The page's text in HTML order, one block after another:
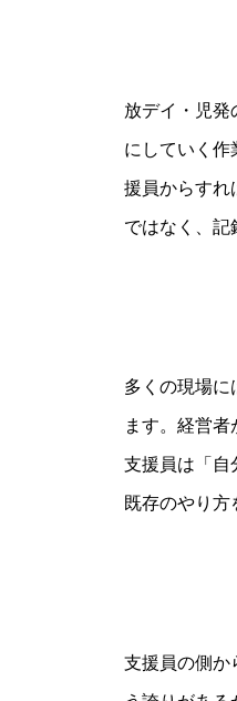
放デイ・児発
にしていく作
援員からすれ
ではなく、記
多くの現場に
ます。経営
支援員は「自
既存のやり
支援員の側か